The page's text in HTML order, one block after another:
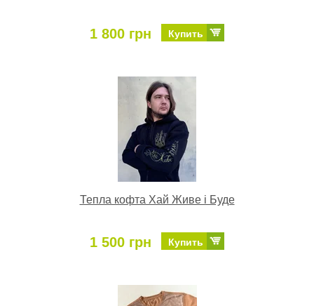
1 800 грн Купить
Тепла кофта Хай Живе і Буде
1 500 грн Купить